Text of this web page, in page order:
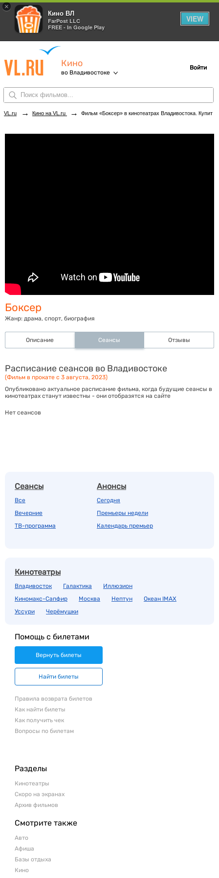
×
Кино ВЛ
FarPost LLC
FREE - In Google Play
VIEW
Кино
во Владивостоке
Войти
VL.ru → Кино на VL.ru → Фильм «Боксер» в кинотеатрах Владивостока. Купить билеты!
Боксер
Жанр: драма, спорт, биография
Описание Сеансы Отзывы
Расписание сеансов во Владивостоке
(Фильм в прокате с 3 августа, 2023)
Опубликовано актуальное расписание фильма, когда будущие сеансы в
кинотеатрах станут известны - они отобразятся на сайте
Нет сеансов
Сеансы
Все
Вечерние
ТВ-программа
Анонсы
Сегодня
Премьеры недели
Календарь премьер
Кинотеатры
Владивосток Галактика
Иллюзион
Киномакс-Сапфир
Москва Нептун
Океан IMAX
Уссури
Черёмушки
Помощь с билетами
Вернуть билеты
Найти билеты
Правила возврата билетов
Как найти билеты
Как получить чек
Вопросы по билетам
Разделы
Кинотеатры
Скоро на экранах
Архив фильмов
Смотрите также
Авто
Афиша
Базы отдыха
Кино